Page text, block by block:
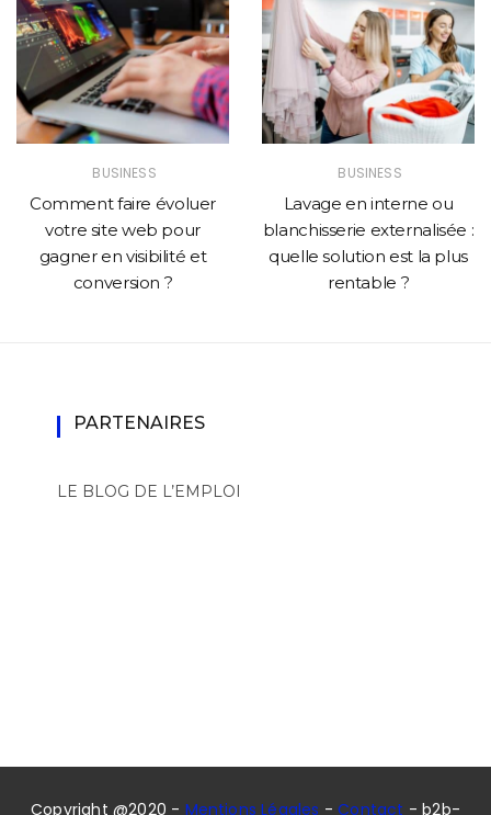
BUSINESS
Comment faire évoluer
votre site web pour
gagner en visibilité et
conversion ?
BUSINESS
Lavage en interne ou
blanchisserie externalisée :
quelle solution est la plus
rentable ?
PARTENAIRES
LE BLOG DE L’EMPLOI
Copyright @2020 - Mentions Légales -Contact - b2b-